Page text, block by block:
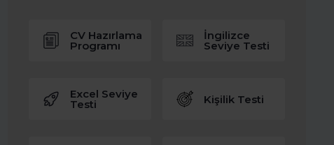
CV Hazırlama
Programı
İngilizce
Seviye Testi
Excel Seviye
Testi Kişilik Testi